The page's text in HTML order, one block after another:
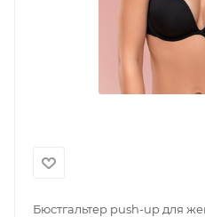
Бюстгальтер push-up для